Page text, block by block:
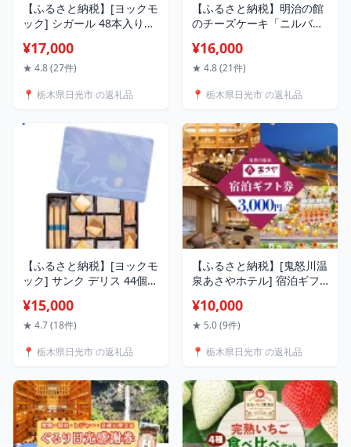
【ふるさと納税】[ヨックモ
ック] シガール 48本入り｜
個数 種類 老舗 洋菓子 セッ
ト スイーツ デザート 焼き
栃木 おやつ 贈答 お子様に
冬 歳暮 中元 御祝 母の日 父
の日 ギフト [0890]
¥17,000
★ 4.8 (27件)
📍 栃木県日光市 の返礼品
【ふるさと納税】明治の館
のチーズケーキ「ニルバー
ザート ケーキ 日瑠華 ギフ
ト 記念日 [0901]
¥16,000
★ 4.8 (21件)
📍 栃木県日光市 の返礼品
【ふるさと納税】[ヨックモ
ック] サンク デリス 44個入
間限定 個包装 選べる 個数
種類 老舗 洋菓子 セット ス
詰合せ シガール 日光 栃木
気 春 夏 中元 御祝 父の日
ギフト [0878]
¥15,000
★ 4.7 (18件)
📍 栃木県日光市 の返礼品
【ふるさと納税】[鬼怒川温
泉あさやホテル] 宿泊ギフ
行券 宿泊券 観光 旅行 ホテ
ル リゾート グルメ レジャ
出張 チケット クーポン 宿
み 紅葉 [0002]
¥10,000
★ 5.0 (9件)
📍 栃木県日光市 の返礼品